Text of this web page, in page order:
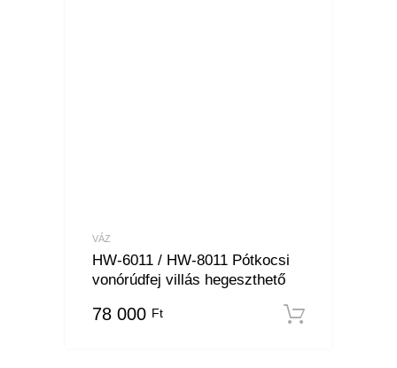
VÁZ
HW-6011 / HW-8011 Pótkocsi
vonórúdfej villás hegeszthető
78 000 Ft